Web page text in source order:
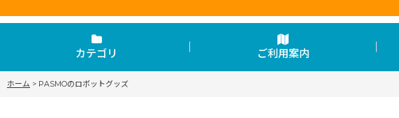
カテゴリ ご利用案内
ホーム > PASMOのロボットグッズ